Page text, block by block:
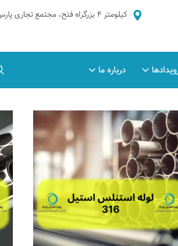
کیلومتر ۴ بزرگراه فتح، مجتمع تجاری پارس غدیر، طبقه ۲، واحد ۵
درباره ما